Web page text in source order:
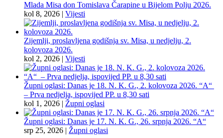
Mlada Misa don Tomislava Čarapine u Bijelom Polju 2026.
kol 8, 2026 | Vijesti
Zijemlji, proslavljena godišnja sv. Misa, u nedjelju, 2.
kolovoza 2026.
kol 2, 2026 | Vijesti
Župni oglasi: Danas je 18. N. K. G., 2. kolovoza 2026. “A“
– Prva nedjelja, ispovijed PP. u 8,30 sati
kol 1, 2026 | Župni oglasi
Župni oglasi: Danas je 17. N. K. G., 26. srpnja 2026. “A“
srp 25, 2026 | Župni oglasi